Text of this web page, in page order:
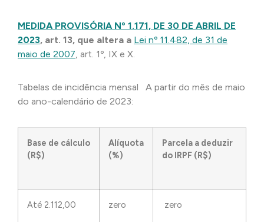
MEDIDA PROVISÓRIA Nº 1.171, DE 30 DE ABRIL DE
2023, art. 13, que altera a Lei nº 11.482, de 31 de
maio de 2007, art. 1º, IX e X.
Tabelas de incidência mensal A partir do mês de maio
do ano-calendário de 2023:
Base de cálculo
(R$)
Alíquota
(%)
Parcela a deduzir
do IRPF (R$)
Até 2.112,00 zero zero